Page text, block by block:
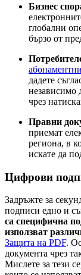
Бизнес
глобални
бързо от
дадете
независимо
чрез
Правни
приемат
региона, в
искате да
Цифрови
Задръжте за
подписи едно и
са специфична
използват
Защита на PDF.
документа чрез
Мислете за тези